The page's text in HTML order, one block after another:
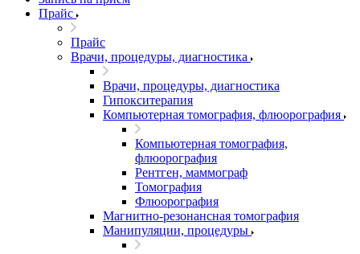
Прайс
Прайс
Врачи, процедуры, диагностика
Врачи, процедуры, диагностика
Гипокситерапия
Компьютерная томография, флюорография
Компьютерная томография,
флюорография
Рентген, маммограф
Томография
Флюорография
Магнитно-резонансная томография
Манипуляции, процедуры